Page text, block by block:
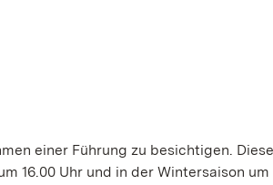
einer Führung zu besichtigen.
16.00 Uhr und in der Wintersaison um